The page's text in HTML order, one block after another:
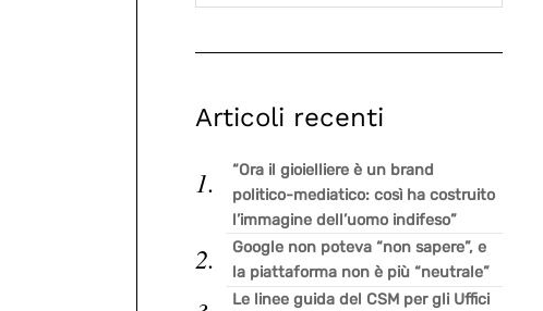
Articoli recenti
“Ora il gioielliere è un brand
politico-mediatico: così ha costruito
l’immagine dell’uomo indifeso”
Google non poteva “non sapere”, e
la piattaforma non è più “neutrale”
Le linee guida del CSM per gli Uffici